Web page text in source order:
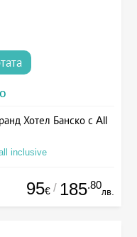
Хотел Банско с All
inclusive
95€ / 185.80
лв.